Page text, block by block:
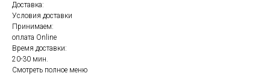
Доставка:
Условия доставки
Принимаем:
оплата Online
Время доставки:
20-30 мин.
Смотреть полное меню